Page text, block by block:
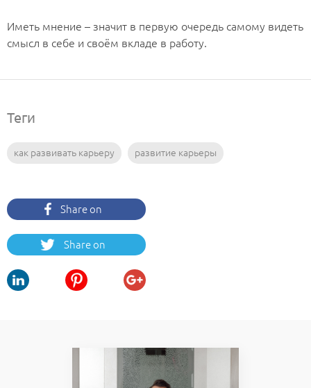
Иметь мнение – значит в первую очередь самому видеть
смысл в себе и своём вкладе в работу.
Теги
как развивать карьеру развитие карьеры
Share on
Share on